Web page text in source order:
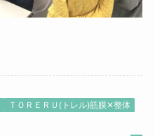
ＴＯＲＥＲＵ(トレル)筋膜✕整体